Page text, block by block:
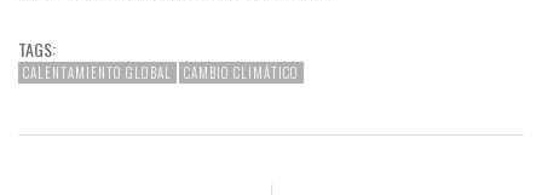
TAGS:
CALENTAMIENTO GLOBAL CAMBIO CLIMÁTICO